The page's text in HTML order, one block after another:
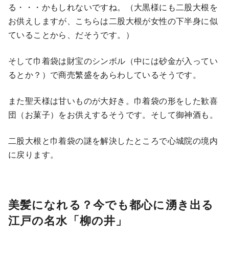
る・・・かもしれないですね。（大黒様にも二股大根を
お供えしますが、こちらは二股大根が女性の下半身に似
ていることから、だそうです。）
そして巾着袋は財宝のシンボル（中には砂金が入ってい
るとか？）で商売繁盛をあらわしているそうです。
また聖天様は甘いものが大好き。巾着袋の形をした歓喜
団（お菓子）をお供えするそうです。そして御神酒も。
二股大根と巾着袋の謎を解決したところで心城院の境内
に戻ります。
美髪になれる？今でも都心に湧き出る
江戸の名水「柳の井」